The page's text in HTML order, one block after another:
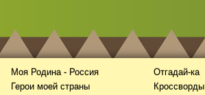
Моя Родина - Россия
Герои моей страны
Отгадай-ка
Кроссворды